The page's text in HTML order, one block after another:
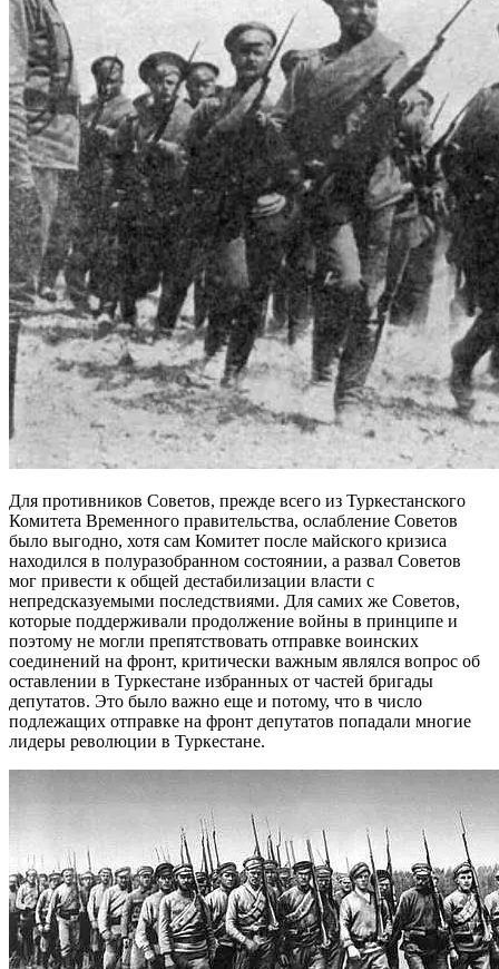
Для противников Советов, прежде всего из Туркестанского
Комитета Временного правительства, ослабление Советов
было выгодно, хотя сам Комитет после майского кризиса
находился в полуразобранном состоянии, а развал Советов
мог привести к общей дестабилизации власти с
непредсказуемыми последствиями. Для самих же Советов,
которые поддерживали продолжение войны в принципе и
поэтому не могли препятствовать отправке воинских
соединений на фронт, критически важным являлся вопрос об
оставлении в Туркестане избранных от частей бригады
депутатов. Это было важно еще и потому, что в число
подлежащих отправке на фронт депутатов попадали многие
лидеры революции в Туркестане.